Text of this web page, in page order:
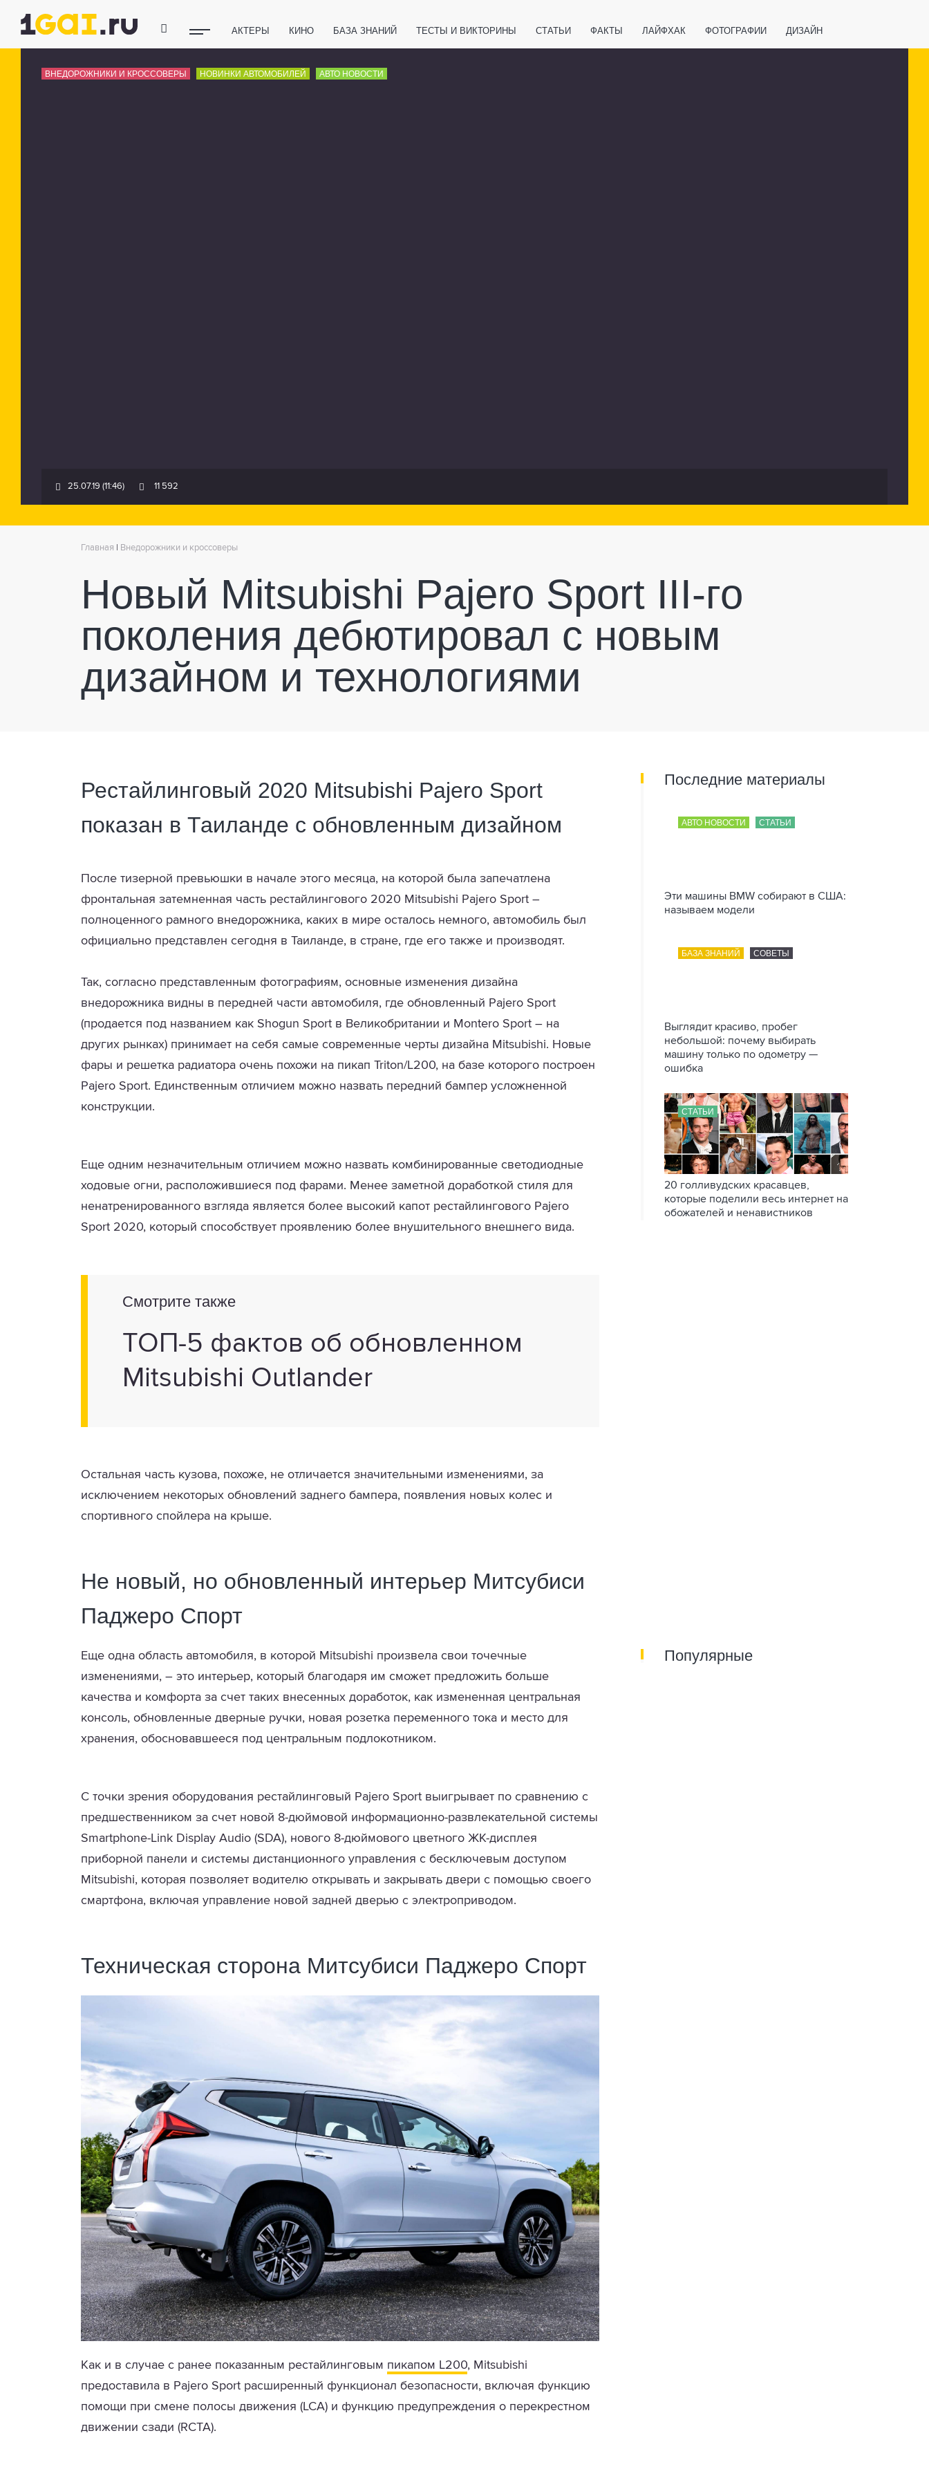
АКТЕРЫ КИНО БАЗА ЗНАНИЙ ТЕСТЫ И ВИКТОРИНЫ СТАТЬИ ФАКТЫ ЛАЙФХАК ФОТОГРАФИИ ДИЗАЙН
ФИТНЕС ТЕХНОЛОГИИ
ВНЕДОРОЖНИКИ И КРОССОВЕРЫ НОВИНКИ АВТОМОБИЛЕЙ АВТО НОВОСТИ
25.07.19 (11:46) 11 592
Главная Внедорожники и кроссоверы
Новый Mitsubishi Pajero Sport III-го
поколения дебютировал с новым
дизайном и технологиями
Рестайлинговый 2020 Mitsubishi Pajero Sport
показан в Таиланде с обновленным дизайном
После тизерной превьюшки в начале этого месяца, на которой была запечатлена
фронтальная затемненная часть рестайлингового 2020 Mitsubishi Pajero Sport –
полноценного рамного внедорожника, каких в мире осталось немного, автомобиль был
официально представлен сегодня в Таиланде, в стране, где его также и производят.
Так, согласно представленным фотографиям, основные изменения дизайна
внедорожника видны в передней части автомобиля, где обновленный Pajero Sport
(продается под названием как Shogun Sport в Великобритании и Montero Sport – на
других рынках) принимает на себя самые современные черты дизайна Mitsubishi. Новые
фары и решетка радиатора очень похожи на пикап Triton/L200, на базе которого построен
Pajero Sport. Единственным отличием можно назвать передний бампер усложненной
конструкции.
Еще одним незначительным отличием можно назвать комбинированные светодиодные
ходовые огни, расположившиеся под фарами. Менее заметной доработкой стиля для
ненатренированного взгляда является более высокий капот рестайлингового Pajero
Sport 2020, который способствует проявлению более внушительного внешнего вида.
Смотрите также
ТОП-5 фактов об обновленном
Mitsubishi Outlander
Остальная часть кузова, похоже, не отличается значительными изменениями, за
исключением некоторых обновлений заднего бампера, появления новых колес и
спортивного спойлера на крыше.
Не новый, но обновленный интерьер Митсубиси
Паджеро Спорт
Еще одна область автомобиля, в которой Mitsubishi произвела свои точечные
изменениями, – это интерьер, который благодаря им сможет предложить больше
качества и комфорта за счет таких внесенных доработок, как измененная центральная
консоль, обновленные дверные ручки, новая розетка переменного тока и место для
хранения, обосновавшееся под центральным подлокотником.
С точки зрения оборудования рестайлинговый Pajero Sport выигрывает по сравнению с
предшественником за счет новой 8-дюймовой информационно-развлекательной системы
Smartphone-Link Display Audio (SDA), нового 8-дюймового цветного ЖК-дисплея
приборной панели и системы дистанционного управления с бесключевым доступом
Mitsubishi, которая позволяет водителю открывать и закрывать двери с помощью своего
смартфона, включая управление новой задней дверью с электроприводом.
Техническая сторона Митсубиси Паджеро Спорт
Как и в случае с ранее показанным рестайлинговым пикапом L200, Mitsubishi
предоставила в Pajero Sport расширенный функционал безопасности, включая функцию
помощи при смене полосы движения (LCA) и функцию предупреждения о перекрестном
движении сзади (RCTA).
Последние материалы
АВТО НОВОСТИ СТАТЬИ
Эти машины BMW собирают в США:
называем модели
БАЗА ЗНАНИЙ СОВЕТЫ
Выглядит красиво, пробег
небольшой: почему выбирать
машину только по одометру —
ошибка
СТАТЬИ
20 голливудских красавцев,
которые поделили весь интернет на
обожателей и ненавистников
Популярные